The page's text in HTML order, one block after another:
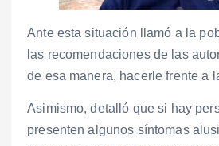
Ante esta situación llamó a la
las recomendaciones de las
de esa manera, hacerle frente a
Asimismo, detalló que si hay
presenten algunos síntomas